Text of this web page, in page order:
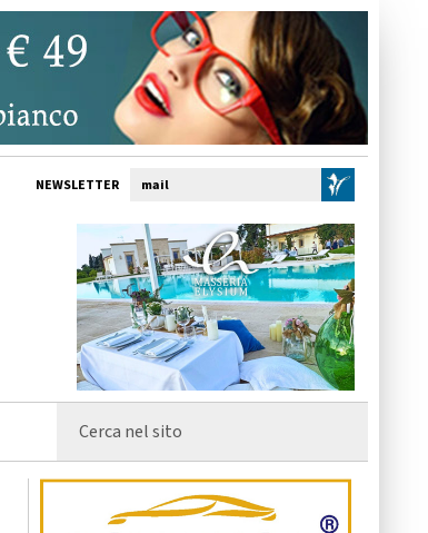
NEWSLETTER